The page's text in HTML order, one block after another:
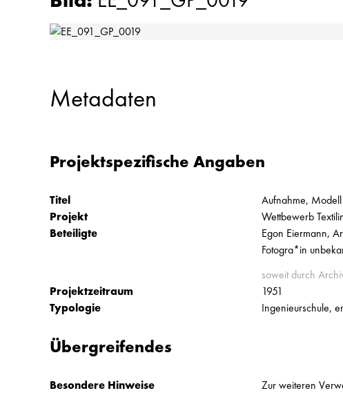
Metadaten
Projektspezifische Angaben
Titel
Aufnahme,
Projekt
Wettbewerb
Beteiligte
Egon Eiermann,
Fotogra*in
soweit durch
Projektzeitraum
1951
Typologie
Ingenieurschule,
Übergreifendes
Besondere Hinweise
Zur weiteren